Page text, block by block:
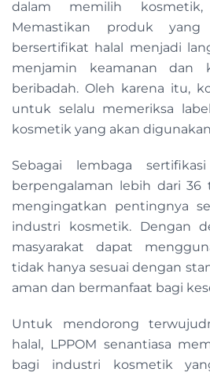
dalam memilih
Memastikan produk yang
bersertifikat halal menjadi
menjamin keamanan dan
beribadah. Oleh karena itu,
untuk selalu memeriksa
kosmetik yang akan
Sebagai lembaga
berpengalaman lebih dari 36
mengingatkan pentingnya
industri kosmetik. Dengan
masyarakat dapat
tidak hanya sesuai dengan
aman dan bermanfaat bagi
Untuk mendorong
halal, LPPOM senantiasa
bagi industri kosmetik